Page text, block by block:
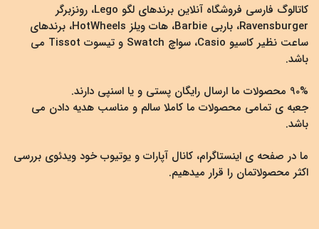
کاتالوگ فارسی فروشگاه آنلاین برندهای لگو Lego، رونزبرگر
Ravensburger، باربی Barbie، هات ویلز HotWheels، برندهای
ساعت نظیر کاسیو Casio، سواچ Swatch و تیسوت Tissot می
باشد.
90% محصولات ما ارسال رایگان پستی و یا اسنپی دارند.
جعبه ی تمامی محصولات ما کاملا سالم و مناسب هدیه دادن می
باشد.
ما در صفحه ی اینستاگرام، کانال آپارات و یوتیوب خود ویدئوی بررسی
اکثر محصولاتمان را قرار میدهیم.